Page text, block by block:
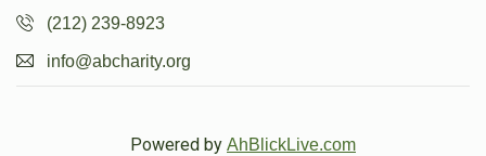
(212) 239-8923
info@abcharity.org
Powered by AhBlickLive.com